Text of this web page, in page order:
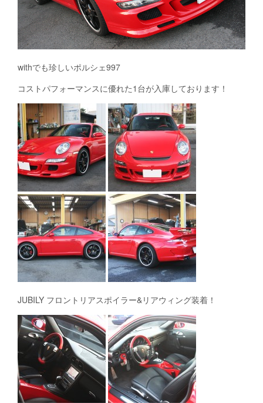
withでも珍しいポルシェ997
コストパフォーマンスに優れた1台が入庫しております！
JUBILY フロントリアスポイラー&リアウィング装着！